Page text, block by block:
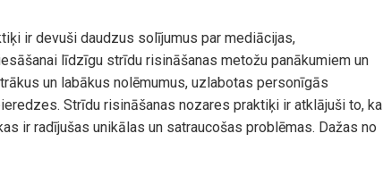
ir devuši daudzus solījumus par mediācijas,
līdzīgu strīdu risināšanas metožu panākumiem un
un labākus nolēmumus, uzlabotas personīgās
Strīdu risināšanas nozares praktiķi ir atklājuši to, ka
ir radījušas unikālas un satraucošas problēmas. Dažas no